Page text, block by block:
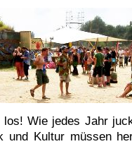
Wie jedes Jahr
und Kultur müssen